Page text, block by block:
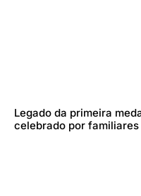
Legado da primeira
celebrado por familiares